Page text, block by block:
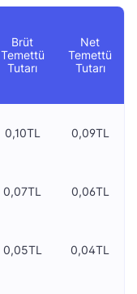
Brüt
Temettü
Tutarı
Net
Temettü
Tutarı
0,10TL 0,09TL
0,07TL 0,06TL
0,05TL 0,04TL